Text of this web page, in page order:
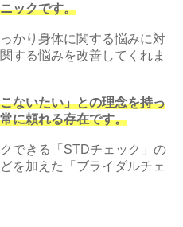
ックです。
かり身体に関する悩みに対
する悩みを改善してくれま
ないたい」との理念を持っ
に頼れる存在です。
できる「STDチェック」の
を加えた「ブライダルチェ